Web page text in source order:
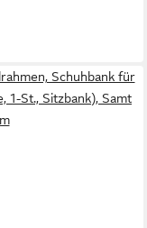
Schuhbank für
1-St., Sitzbank), Samt